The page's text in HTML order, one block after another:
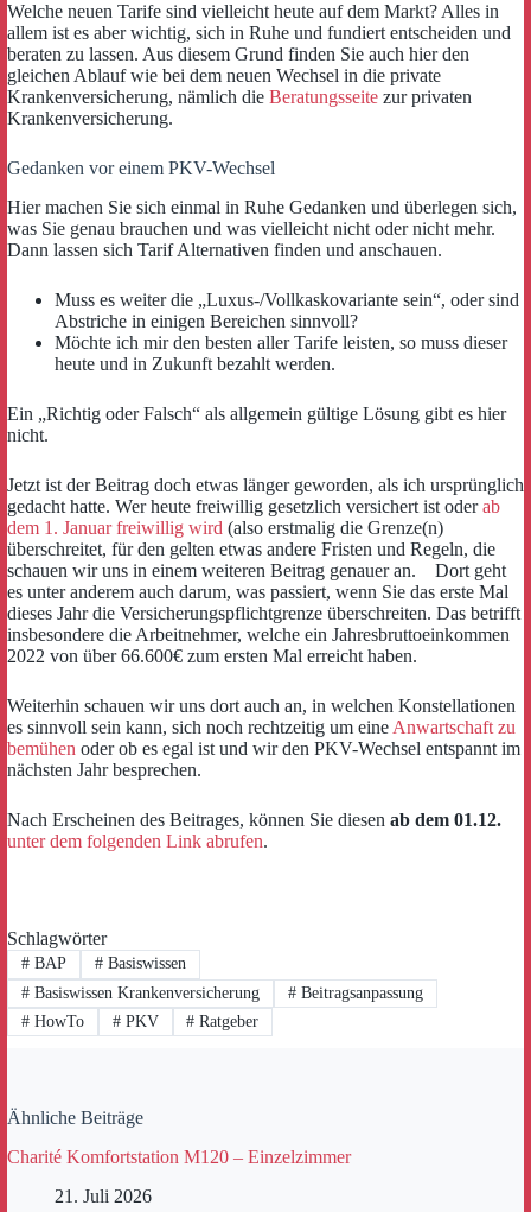
Welche neuen Tarife sind vielleicht heute auf dem Markt? Alles in
allem ist es aber wichtig, sich in Ruhe und fundiert entscheiden und
beraten zu lassen. Aus diesem Grund finden Sie auch hier den
gleichen Ablauf wie bei dem neuen Wechsel in die private
Krankenversicherung, nämlich die Beratungsseite zur privaten
Krankenversicherung.
Gedanken vor einem PKV-Wechsel
Hier machen Sie sich einmal in Ruhe Gedanken und überlegen sich,
was Sie genau brauchen und was vielleicht nicht oder nicht mehr.
Dann lassen sich Tarif Alternativen finden und anschauen.
Muss es weiter die „Luxus-/Vollkaskovariante sein“, oder sind
Abstriche in einigen Bereichen sinnvoll?
Möchte ich mir den besten aller Tarife leisten, so muss dieser
heute und in Zukunft bezahlt werden.
Ein „Richtig oder Falsch“ als allgemein gültige Lösung gibt es hier
nicht.
Jetzt ist der Beitrag doch etwas länger geworden, als ich ursprünglich
gedacht hatte. Wer heute freiwillig gesetzlich versichert ist oderab
dem 1. Januar freiwillig wird (also erstmalig die Grenze(n)
überschreitet, für den gelten etwas andere Fristen und Regeln, die
schauen wir uns in einem weiteren Beitrag genauer an. Dort geht
es unter anderem auch darum, was passiert, wenn Sie das erste Mal
dieses Jahr die Versicherungspflichtgrenze überschreiten. Das betrifft
insbesondere die Arbeitnehmer, welche ein Jahresbruttoeinkommen
2022 von über 66.600€ zum ersten Mal erreicht haben.
Weiterhin schauen wir uns dort auch an, in welchen Konstellationen
es sinnvoll sein kann, sich noch rechtzeitig um eine Anwartschaft zu
bemühen oder ob es egal ist und wir den PKV-Wechsel entspannt im
nächsten Jahr besprechen.
Nach Erscheinen des Beitrages, können Sie diesen ab dem 01.12.
unter dem folgenden Link abrufen.
Schlagwörter
#BAP #Basiswissen
#Basiswissen Krankenversicherung #Beitragsanpassung
#HowTo #PKV # Ratgeber
Ähnliche Beiträge
Charité Komfortstation M120 – Einzelzimmer
21. Juli 2026